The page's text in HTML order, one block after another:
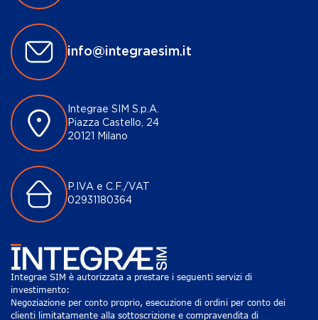
info@integraesim.it
Integrae SIM S.p.A.
Piazza Castello, 24
20121 Milano
P.IVA e C.F./VAT
02931180364
Integrae SIM è autorizzata a prestare i seguenti servizi di
investimento:
Negoziazione per conto proprio, esecuzione di ordini per conto dei
clienti limitatamente alla sottoscrizione e compravendita di